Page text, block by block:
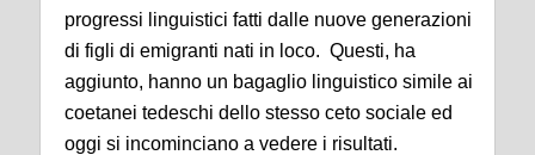
progressi linguistici fatti dalle nuove generazioni
di figli di emigranti nati in loco. Questi, ha
aggiunto, hanno un bagaglio linguistico simile ai
coetanei tedeschi dello stesso ceto sociale ed
oggi si incominciano a vedere i risultati.